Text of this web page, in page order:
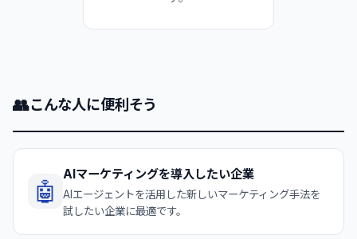
👥こんな人に便利そう
🤖
AIマーケティングを導入したい企業
AIエージェントを活用した新しいマーケティング手法を
試したい企業に最適です。